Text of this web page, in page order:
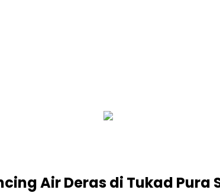
Air Deras di Tukad Pura